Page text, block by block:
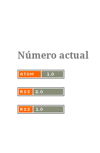
Número actual